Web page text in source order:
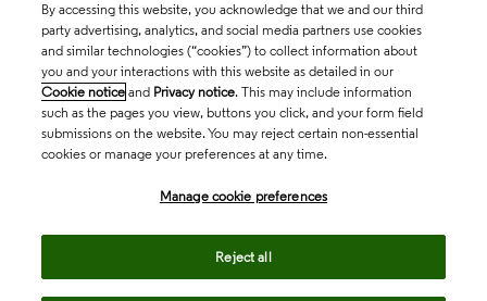
By accessing this website, you acknowledge that we and our third
party advertising, analytics, and social media partners use cookies
and similar technologies (“cookies”) to collect information about
you and your interactions with this website as detailed in our
Cookie notice and Privacy notice. This may include information
such as the pages you view, buttons you click, and your form field
submissions on the website. You may reject certain non-essential
cookies or manage your preferences at any time.
Manage cookie preferences
Reject all